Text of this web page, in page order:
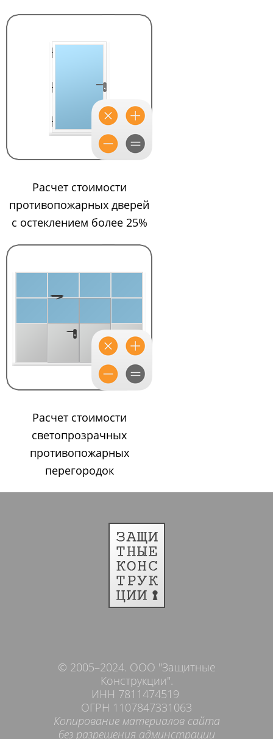
Расчет стоимости
противопожарных дверей
с остеклением более 25%
Расчет стоимости
светопрозрачных
противопожарных
перегородок
© 2005–2024. ООО "Защитные
Конструкции".
ИНН 7811474519
ОГРН 1107847331063
Копирование материалов сайта
без разрешения админстрации